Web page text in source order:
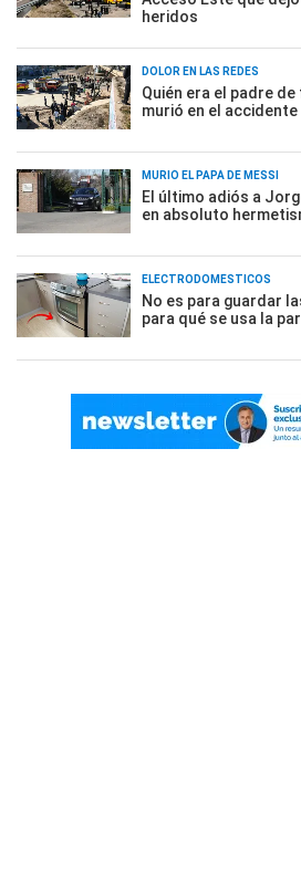
heridos
DOLOR EN LAS REDES
Quién era el padre
murió en el
MURIÓ EL PAPÁ DE MESSI
El último adiós a
en absoluto
ELECTRODOMÉSTICOS
No es para guardar
para qué se usa la